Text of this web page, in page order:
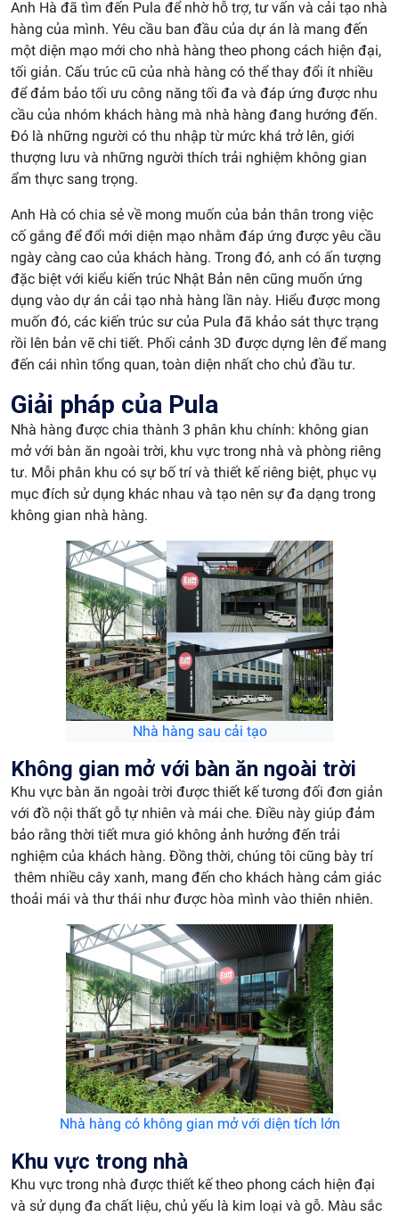
Anh Hà đã tìm đến Pula để nhờ hỗ trợ, tư vấn và cải tạo nhà
hàng của mình. Yêu cầu ban đầu của dự án là mang đến
một diện mạo mới cho nhà hàng theo phong cách hiện đại,
tối giản. Cấu trúc cũ của nhà hàng có thể thay đổi ít nhiều
để đảm bảo tối ưu công năng tối đa và đáp ứng được nhu
cầu của nhóm khách hàng mà nhà hàng đang hướng đến.
Đó là những người có thu nhập từ mức khá trở lên, giới
thượng lưu và những người thích trải nghiệm không gian
ẩm thực sang trọng.
Anh Hà có chia sẻ về mong muốn của bản thân trong việc
cố gắng để đổi mới diện mạo nhằm đáp ứng được yêu cầu
ngày càng cao của khách hàng. Trong đó, anh có ấn tượng
đặc biệt với kiểu kiến trúc Nhật Bản nên cũng muốn ứng
dụng vào dự án cải tạo nhà hàng lần này. Hiểu được mong
muốn đó, các kiến trúc sư của Pula đã khảo sát thực trạng
rồi lên bản vẽ chi tiết. Phối cảnh 3D được dựng lên để mang
đến cái nhìn tổng quan, toàn diện nhất cho chủ đầu tư.
Giải pháp của Pula
Nhà hàng được chia thành 3 phân khu chính: không gian
mở với bàn ăn ngoài trời, khu vực trong nhà và phòng riêng
tư. Mỗi phân khu có sự bố trí và thiết kế riêng biệt, phục vụ
mục đích sử dụng khác nhau và tạo nên sự đa dạng trong
không gian nhà hàng.
Nhà hàng sau cải tạo
Không gian mở với bàn ăn ngoài trời
Khu vực bàn ăn ngoài trời được thiết kế tương đối đơn giản
với đồ nội thất gỗ tự nhiên và mái che. Điều này giúp đảm
bảo rằng thời tiết mưa gió không ảnh hưởng đến trải
nghiệm của khách hàng. Đồng thời, chúng tôi cũng bày trí
thêm nhiều cây xanh, mang đến cho khách hàng cảm giác
thoải mái và thư thái như được hòa mình vào thiên nhiên.
Nhà hàng có không gian mở với diện tích lớn
Khu vực trong nhà
Khu vực trong nhà được thiết kế theo phong cách hiện đại
và sử dụng đa chất liệu, chủ yếu là kim loại và gỗ. Màu sắc